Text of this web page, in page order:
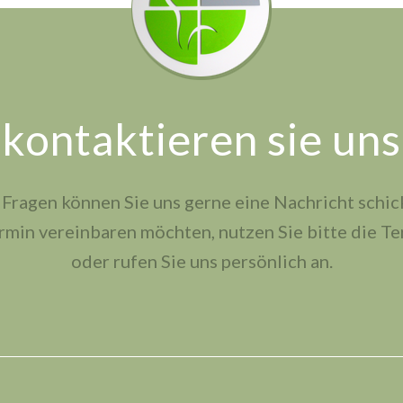
kontaktieren sie uns
können Sie uns gerne eine Nachricht
vereinbaren möchten, nutzen Sie bitte die
oder rufen Sie uns persönlich an.